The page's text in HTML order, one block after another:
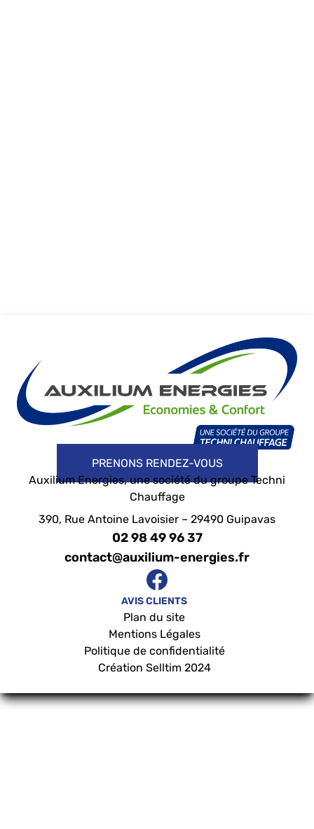
PRENONS RENDEZ-VOUS
Auxilium Energies, une société du groupe Techni
Chauffage
390, Rue Antoine Lavoisier – 29490 Guipavas
02 98 49 96 37
contact@auxilium-energies.fr
AVIS CLIENTS
Plan du site
Mentions Légales
Politique de confidentialité
Création Selltim2024